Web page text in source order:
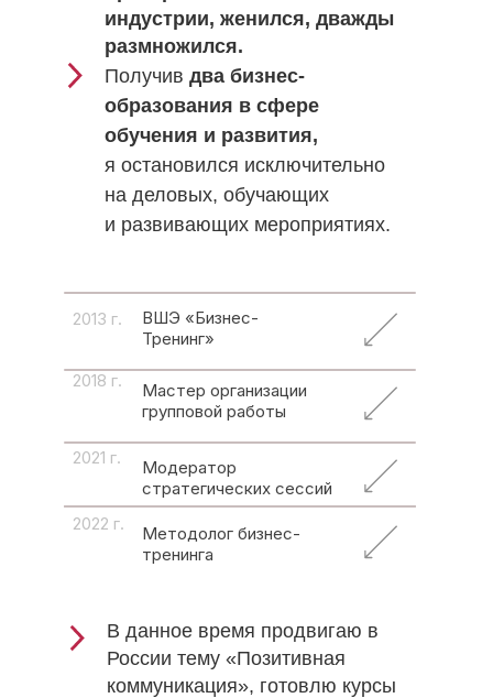
индустрии, женился, дважды
размножился.
Получив два бизнес-
образования в сфере
обучения и развития,
я остановился исключительно
на деловых, обучающих
и развивающих мероприятиях.
В данное время продвигаю в
России тему «Позитивная
коммуникация», готовлю курсы
ВШЭ «Бизнес-
Тренинг»
2013 г.
2021 г.
Модератор
стратегических сессий
2022 г.
2018 г.
Методолог бизнес-
тренинга
Мастер организации
групповой работы